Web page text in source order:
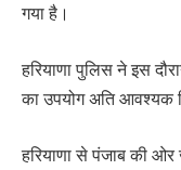
गया है।
हरियाणा पुलिस ने इस
का उपयोग अति आवश्यक
हरियाणा से पंजाब की ओर